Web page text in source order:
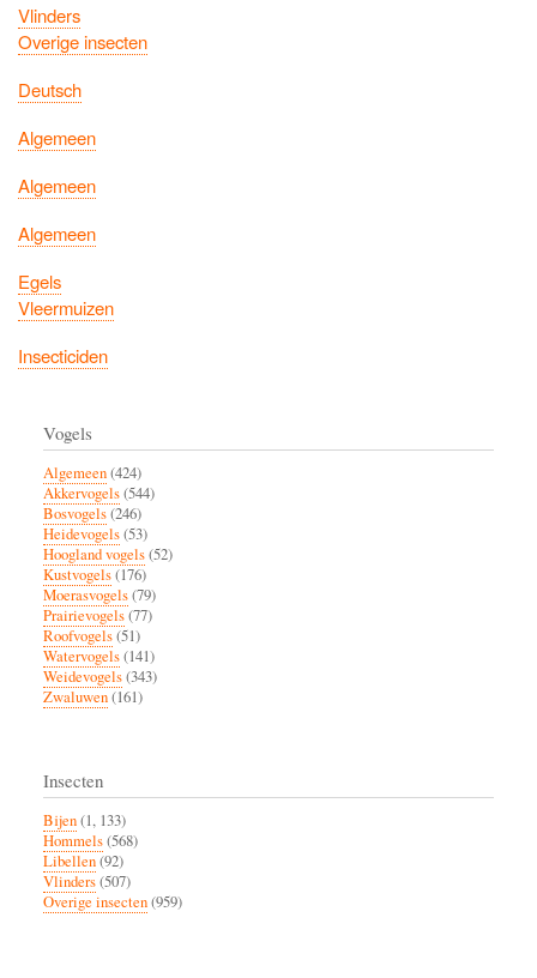
Vlinders
Overige insecten
Deutsch
Algemeen
Algemeen
Algemeen
Egels
Vleermuizen
Insecticiden
Vogels
Algemeen(424)
Akkervogels(544)
Bosvogels(246)
Heidevogels(53)
Hoogland vogels(52)
Kustvogels(176)
Moerasvogels(79)
Prairievogels(77)
Roofvogels(51)
Watervogels(141)
Weidevogels(343)
Zwaluwen(161)
Insecten
Bijen(1, 133)
Hommels(568)
Libellen(92)
Vlinders(507)
Overige insecten(959)